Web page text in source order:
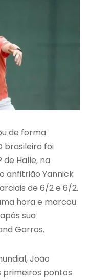
de forma
brasileiro foi
Halle, na
anfitrião Yannick
de 6/2 e 6/2.
hora e marcou
sua
Garros.
João
primeiros pontos